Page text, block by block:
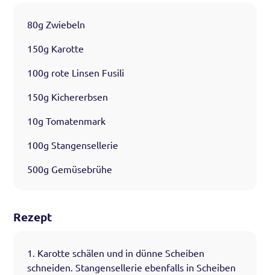
80g Zwiebeln
150g Karotte
100g rote Linsen Fusili
150g Kichererbsen
10g Tomatenmark
100g Stangensellerie
500g Gemüsebrühe
Rezept
1. Karotte schälen und in dünne Scheiben
schneiden. Stangensellerie ebenfalls in Scheiben